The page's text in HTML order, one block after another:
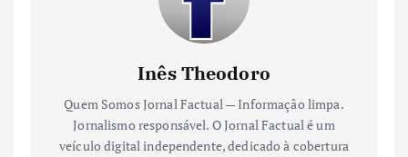
Inês Theodoro
Quem Somos Jornal Factual — Informação limpa.
Jornalismo responsável. O Jornal Factual é um
veículo digital independente, dedicado à cobertura